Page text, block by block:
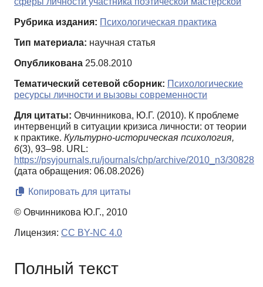
Рубрика издания: Психологическая практика
Тип материала: научная статья
Опубликована 25.08.2010
Тематический сетевой сборник: Психологические
ресурсы личности и вызовы современности
Для цитаты: Овчинникова, Ю.Г. (2010). К проблеме
интервенций в ситуации кризиса личности: от теории
к практике. Культурно-историческая психология,
6(3), 93–98. URL:
https://psyjournals.ru/journals/chp/archive/2010_n3/30828
(дата обращения: 06.08.2026)
Копировать для цитаты
© Овчинникова Ю.Г., 2010
Лицензия: CC BY-NC 4.0
Полный текст